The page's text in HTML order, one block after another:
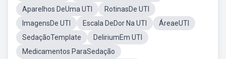
Aparelhos DeUma UTI
RotinasDe UTI
ImagensDe UTI
Escala DeDor Na UTI
ÁreaeUTI
SedaçãoTemplate
DeliriumEm UTI
Medicamentos ParaSedação